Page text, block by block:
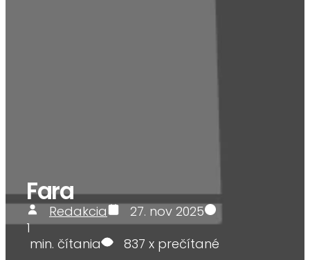
Fara
Redakcia
27. nov 2025
1
min. čítania
837 x prečítané